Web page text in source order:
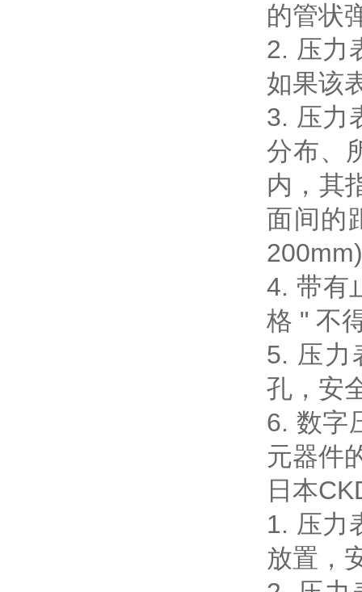
的管状
2. 压力
如果该
3. 压力
分布、
内，其
面间的
4. 带有
格 " 不
5. 压力
孔，安
6. 数字
元器件
日本
1. 压力
放置，